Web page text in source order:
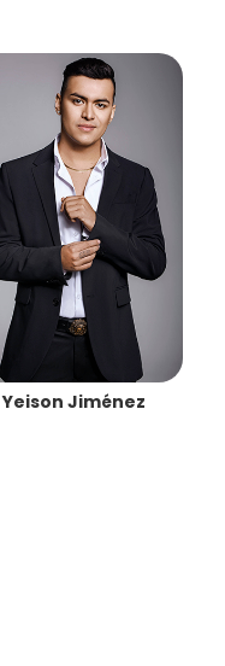
Yeison Jiménez